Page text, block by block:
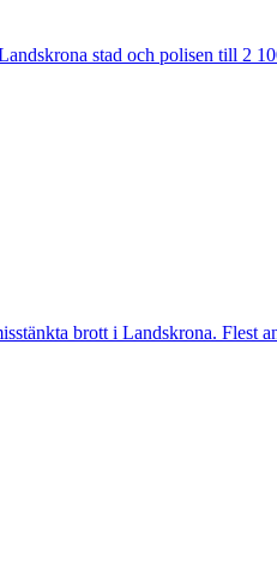
stad och polisen till 2
brott i Landskrona. Flest